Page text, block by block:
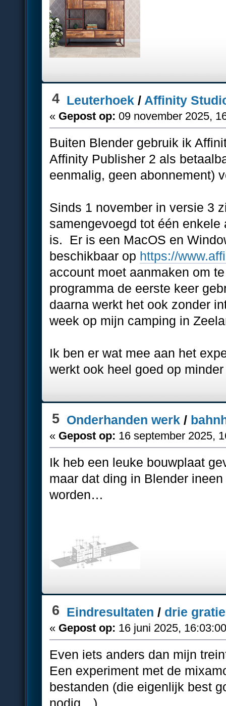
4 Leuterhoek / Affinity
« Gepost op: 09 november 2025,
Buiten Blender gebruik ik
Affinity Publisher 2 als
eenmalig, geen abonnement)
Sinds 1 november in versie 3
samengevoegd tot één
is. Er is een MacOS en
beschikbaar op https://
account moet aanmaken om
programma de eerste keer
daarna werkt het ook zonder
week op mijn camping in
Ik ben er wat mee aan het
werkt ook heel goed op
5 Onderhanden werk /
« Gepost op: 16 september 2025,
Ik heb een leuke bouwplaat
maar dat ding in Blender
worden…
6 Eindresultaten / drie
« Gepost op: 16 juni 2025,
Even iets anders dan mijn
Een experiment met de
bestanden (die eigenlijk best
nodig…).